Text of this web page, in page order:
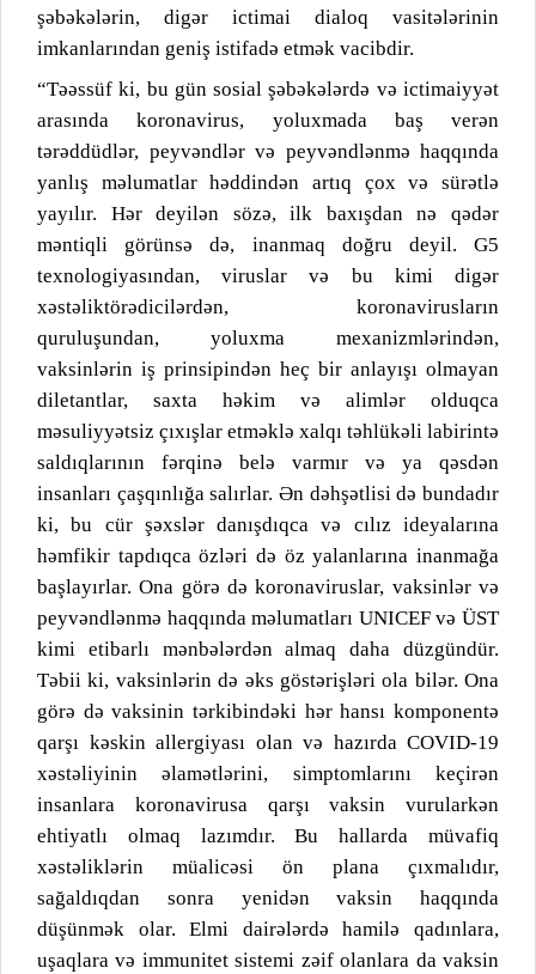
şəbəkələrin, digər ictimai dialoq vasitələrinin
imkanlarından geniş istifadə etmək vacibdir.
“Təəssüf ki, bu gün sosial şəbəkələrdə və ictimaiyyət
arasında koronavirus, yoluxmada baş verən
tərəddüdlər, peyvəndlər və peyvəndlənmə haqqında
yanlış məlumatlar həddindən artıq çox və sürətlə
yayılır. Hər deyilən sözə, ilk baxışdan nə qədər
məntiqli görünsə də, inanmaq doğru deyil. G5
texnologiyasından, viruslar və bu kimi digər
xəstəliktörədicilərdən, koronavirusların
quruluşundan, yoluxma mexanizmlərindən,
vaksinlərin iş prinsipindən heç bir anlayışı olmayan
diletantlar, saxta həkim və alimlər olduqca
məsuliyyətsiz çıxışlar etməklə xalqı təhlükəli labirintə
saldıqlarının fərqinə belə varmır və ya qəsdən
insanları çaşqınlığa salırlar. Ən dəhşətlisi də bundadır
ki, bu cür şəxslər danışdıqca və cılız ideyalarına
həmfikir tapdıqca özləri də öz yalanlarına inanmağa
başlayırlar. Ona görə də koronaviruslar, vaksinlər və
peyvəndlənmə haqqında məlumatları UNICEF və ÜST
kimi etibarlı mənbələrdən almaq daha düzgündür.
Təbii ki, vaksinlərin də əks göstərişləri ola bilər. Ona
görə də vaksinin tərkibindəki hər hansı komponentə
qarşı kəskin allergiyası olan və hazırda COVID-19
xəstəliyinin əlamətlərini, simptomlarını keçirən
insanlara koronavirusa qarşı vaksin vurularkən
ehtiyatlı olmaq lazımdır. Bu hallarda müvafiq
xəstəliklərin müalicəsi ön plana çıxmalıdır,
sağaldıqdan sonra yenidən vaksin haqqında
düşünmək olar. Elmi dairələrdə hamilə qadınlara,
uşaqlara və immunitet sistemi zəif olanlara da vaksin